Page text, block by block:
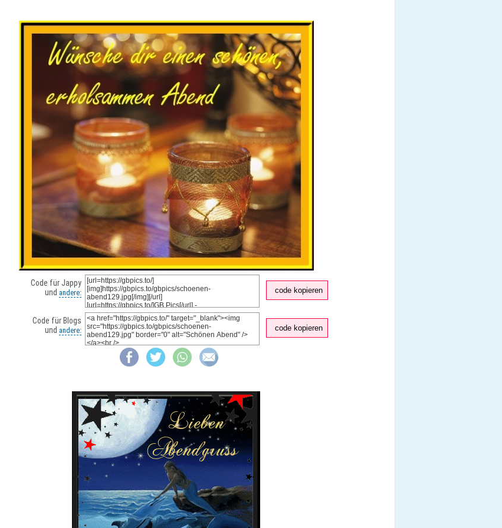
Code für Jappy
und andere: code kopieren
Code für Blogs
und andere: code kopieren